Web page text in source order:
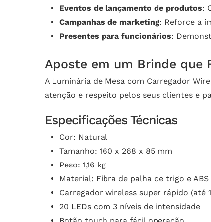
Eventos de lançamento de produtos:
Campanhas de marketing: Reforce a
Presentes para funcionários:
Aposte em um Brinde que
A Luminária de Mesa com Carregador
atenção e respeito pelos seus clientes e
Especificações Técnicas
Cor: Natural
Tamanho: 160 x 268 x 85 mm
Peso: 1,16 kg
Material: Fibra de palha de trigo e ABS
Carregador wireless super rápido (até
20 LEDs com 3 níveis de intensidade